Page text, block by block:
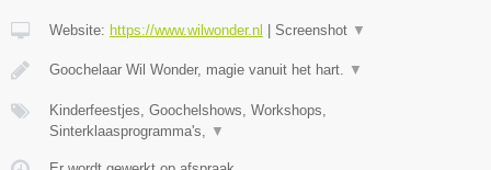
Website: https://www.wilwonder.nl | Screenshot ▼
Goochelaar Wil Wonder, magie vanuit het hart. ▼
Kinderfeestjes, Goochelshows, Workshops,
Sinterklaasprogramma's,
▼